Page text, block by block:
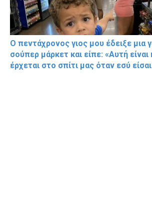
Ο πεντάχρονος γιος μου έδειξε μια
σούπερ μάρκετ και είπε: «Αυτή είναι
έρχεται στο σπίτι μας όταν εσύ